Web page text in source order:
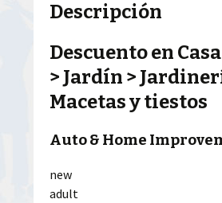
Descripción
Descuento en
> Jardín >
Macetas y tiestos
Auto & Home
new
adult